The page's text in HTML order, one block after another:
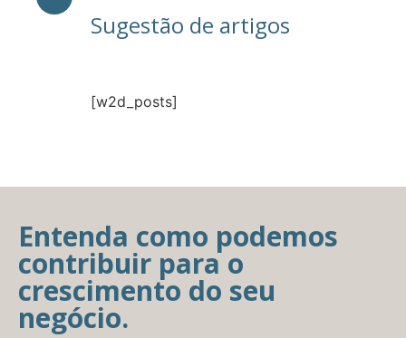
Sugestão de artigos
[w2d_posts]
Entenda como podemos
contribuir para o
crescimento do seu
negócio.